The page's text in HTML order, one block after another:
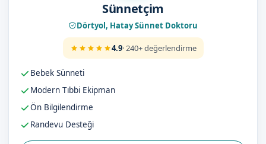
Sünnetçim
Dörtyol, Hatay Sünnet Doktoru
4.9· 240+ değerlendirme
Bebek Sünneti
Modern Tıbbi Ekipman
Ön Bilgilendirme
Randevu Desteği